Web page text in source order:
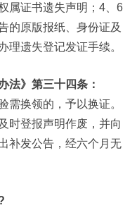
属证书遗失声明；4、6
的原版报纸、身份证及
理遗失登记发证手续。
法》第三十四条：
需换领的，予以换证。
时登报声明作废，并向
补发公告，经六个月无